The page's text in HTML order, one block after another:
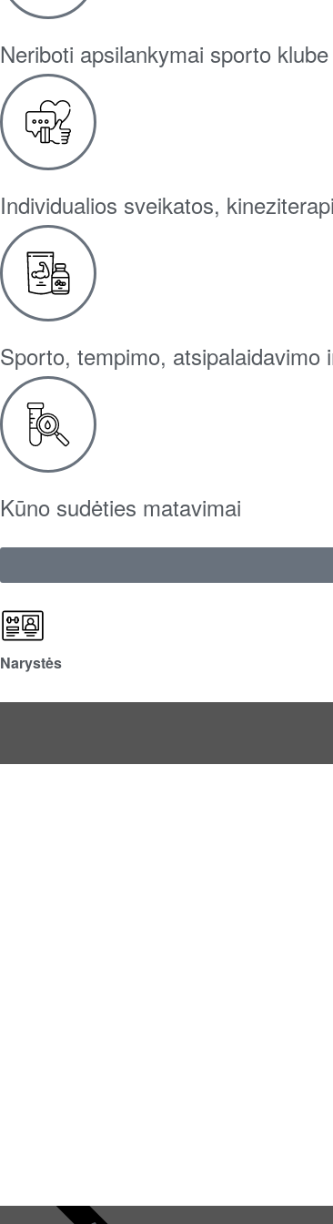
Neriboti apsilankymai sporto
Individualios sveikatos,
Sporto, tempimo, atsipalaidavimo
Kūno sudėties matavimai
Narystės